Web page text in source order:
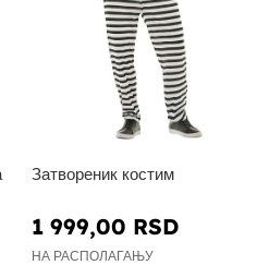
Затвореник костим
1 999,00 RSD
НА РАСПОЛАГАЊУ